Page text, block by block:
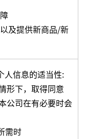
及提供新商品/新
人信息的适当性:
形下，取得同意
公司在有必要时会
需时